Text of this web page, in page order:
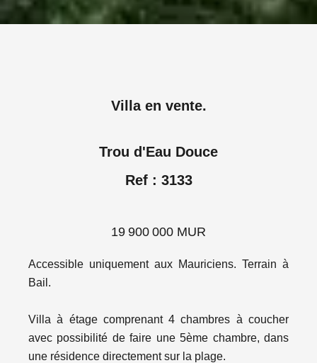
Villa en vente.
Trou d'Eau Douce
Ref : 3133
19 900 000 MUR
Accessible uniquement aux Mauriciens. Terrain à
Bail.
Villa à étage comprenant 4 chambres à coucher
avec possibilité de faire une 5ème chambre, dans
une résidence directement sur la plage.